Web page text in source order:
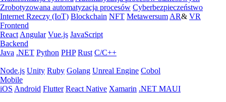
Zrobotyzowana automatyzacja procesów Cyberbezpieczeństwo
Internet Rzeczy (IoT) Blockchain NFT Metawersum AR& VR
Frontend
React Angular Vue.js JavaScript
Backend
Java .NET Python PHP Rust C/C++
Node.js Unity Ruby Golang Unreal Engine Cobol
Mobile
iOS Android Flutter React Native Xamarin .NET MAUI